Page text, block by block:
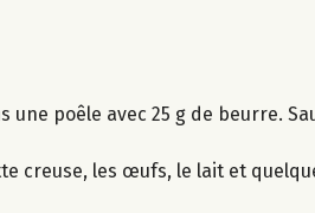
poêle avec 25 g de beurre.
creuse, les œufs, le lait et